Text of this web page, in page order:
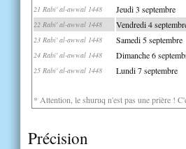
21 Rabi' al-awwal 1448 Jeudi 3 septembre
22 Rabi' al-awwal 1448 Vendredi 4
23 Rabi' al-awwal 1448 Samedi 5 septembre
24 Rabi' al-awwal 1448 Dimanche 6
25 Rabi' al-awwal 1448 Lundi 7 septembre
* Attention, le shuruq n'est pas une prière !
Précision